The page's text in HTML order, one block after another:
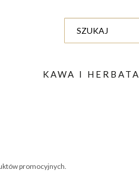
KAWA I HERBATA
promocyjnych.